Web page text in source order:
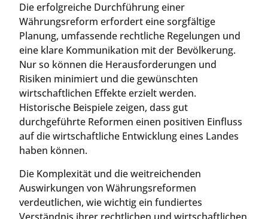
Die erfolgreiche Durchführung einer
Währungsreform erfordert eine sorgfältige
Planung, umfassende rechtliche Regelungen und
eine klare Kommunikation mit der Bevölkerung.
Nur so können die Herausforderungen und
Risiken minimiert und die gewünschten
wirtschaftlichen Effekte erzielt werden.
Historische Beispiele zeigen, dass gut
durchgeführte Reformen einen positiven Einfluss
auf die wirtschaftliche Entwicklung eines Landes
haben können.
Die Komplexität und die weitreichenden
Auswirkungen von Währungsreformen
verdeutlichen, wie wichtig ein fundiertes